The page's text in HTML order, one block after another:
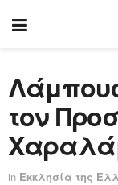
τον
in Εκκλησία της